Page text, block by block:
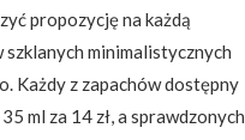
propozycję na każdą
szklanych minimalistycznych
Każdy z zapachów dostępny
ml za 14 zł, a sprawdzonych